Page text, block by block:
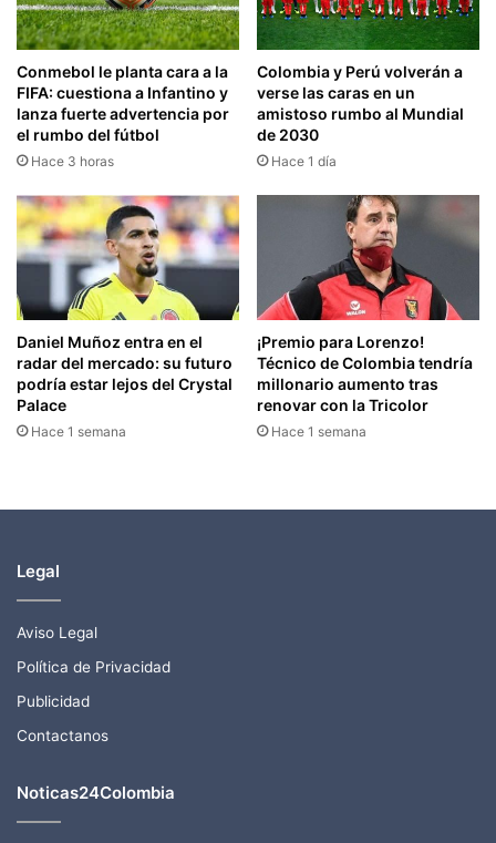
Conmebol le planta cara a la
FIFA: cuestiona a Infantino y
lanza fuerte advertencia por
el rumbo del fútbol
Hace 3 horas
Colombia y Perú volverán a
verse las caras en un
amistoso rumbo al Mundial
de 2030
Hace 1 día
Daniel Muñoz entra en el
radar del mercado: su futuro
podría estar lejos del Crystal
Palace
Hace 1 semana
¡Premio para Lorenzo!
Técnico de Colombia tendría
millonario aumento tras
renovar con la Tricolor
Hace 1 semana
Legal
Aviso Legal
Política de Privacidad
Publicidad
Contactanos
Noticas24Colombia